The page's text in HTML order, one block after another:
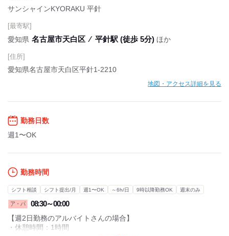
サンシャインKYORAKU 平針
[最寄駅]
愛知県 名古屋市天白区 ⁄ 平針駅 (徒歩 5分) ほか
[住所]
愛知県名古屋市天白区平針1-2210
地図・アクセス詳細を見る
勤務日数
週1〜OK
勤務時間
シフト相談 シフト提出/月 週1〜OK ～6h/日 9時以降勤務OK 週末のみ
ア・パ 08:30～00:00
【週2日勤務のアルバイトさんの場合】
・休憩時間：1時間